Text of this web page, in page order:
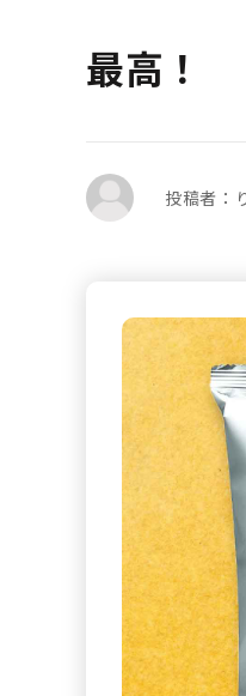
最高！
投稿者：